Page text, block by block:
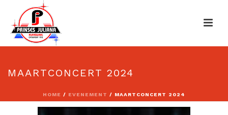
MAARTCONCERT 2024
HOME / EVENEMENT / MAARTCONCERT 2024